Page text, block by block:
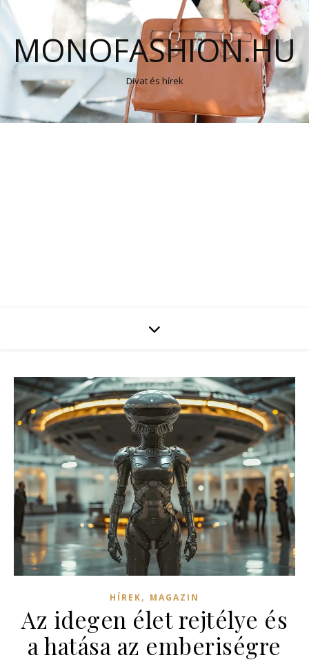
MONOFASHION.HU
Divat és hírek
HÍREK, MAGAZIN
Az idegen élet rejtélye és
a hatása az emberiségre